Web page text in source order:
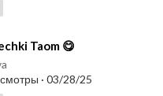
Taom 😋
· 03/28/25